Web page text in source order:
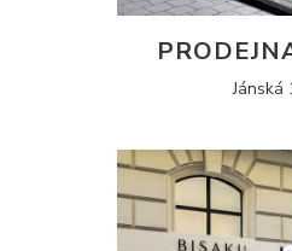
Jánská